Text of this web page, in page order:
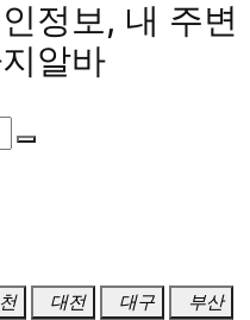
정보, 내 주변
알바
대전 대구
부산